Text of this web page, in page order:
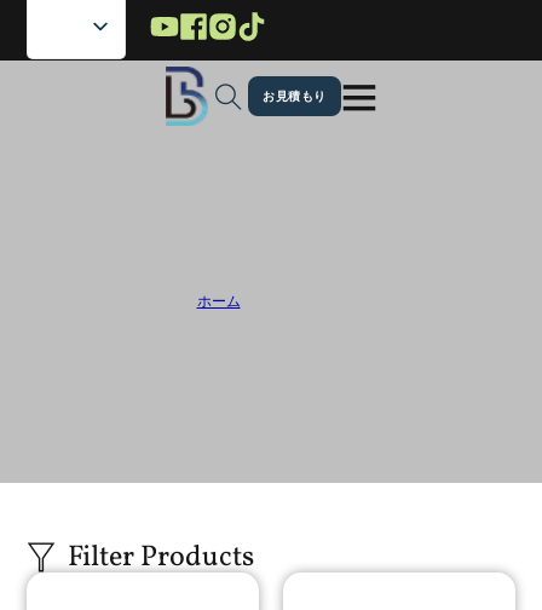
メインコンテンツへスキップ
フッターへスキップ
お見積もり
ホーム